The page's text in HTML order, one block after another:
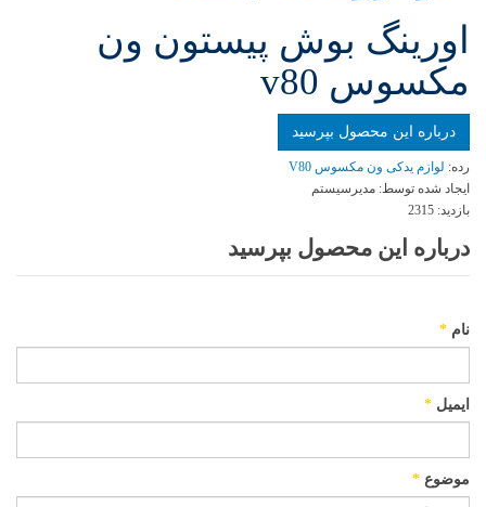
اورينگ بوش پيستون ون
مكسوس v80
درباره این محصول بپرسید
رده: لوازم یدکی ون مکسوس V80
ایجاد شده توسط: مدیرسیستم
بازدید: 2315
درباره این محصول بپرسید
نام *
ایمیل *
موضوع *